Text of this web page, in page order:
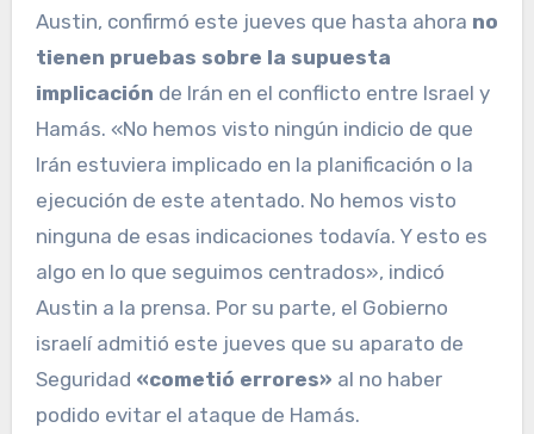
Austin, confirmó este jueves que hasta ahora no
tienen pruebas sobre la supuesta
implicación de Irán en el conflicto entre Israel y
Hamás. «No hemos visto ningún indicio de que
Irán estuviera implicado en la planificación o la
ejecución de este atentado. No hemos visto
ninguna de esas indicaciones todavía. Y esto es
algo en lo que seguimos centrados», indicó
Austin a la prensa. Por su parte, el Gobierno
israelí admitió este jueves que su aparato de
Seguridad «cometió errores» al no haber
podido evitar el ataque de Hamás.